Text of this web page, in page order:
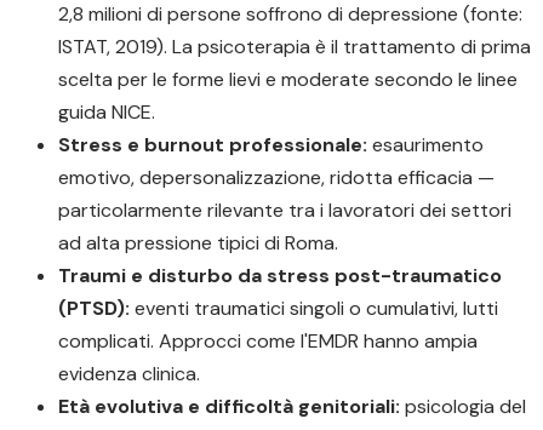
2,8 milioni di persone soffrono di depressione (fonte:
ISTAT, 2019). La psicoterapia è il trattamento di prima
scelta per le forme lievi e moderate secondo le linee
guida NICE.
Stress e burnout professionale: esaurimento
emotivo, depersonalizzazione, ridotta efficacia —
particolarmente rilevante tra i lavoratori dei settori
ad alta pressione tipici di Roma.
Traumi e disturbo da stress post-traumatico
(PTSD): eventi traumatici singoli o cumulativi, lutti
complicati. Approcci come l'EMDR hanno ampia
evidenza clinica.
Età evolutiva e difficoltà genitoriali: psicologia del